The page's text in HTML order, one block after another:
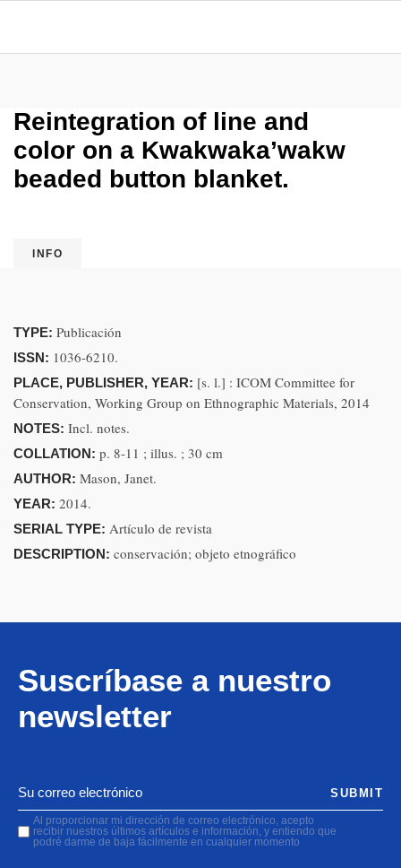
Reintegration of line and
color on a Kwakwaka’wakw
beaded button blanket.
INFO
TYPE: Publicación
ISSN: 1036-6210.
PLACE, PUBLISHER, YEAR: [s. l.] : ICOM Committee for
Conservation, Working Group on Ethnographic Materials, 2014
NOTES: Incl. notes.
COLLATION: p. 8-11 ; illus. ; 30 cm
AUTHOR: Mason, Janet.
YEAR: 2014.
SERIAL TYPE: Artículo de revista
DESCRIPTION: conservación; objeto etnográfico
Suscríbase a nuestro
newsletter
Al proporcionar mi dirección de correo electrónico, acepto
recibir nuestros últimos artículos e información, y entiendo que
podré darme de baja fácilmente en cualquier momento
SUBMIT